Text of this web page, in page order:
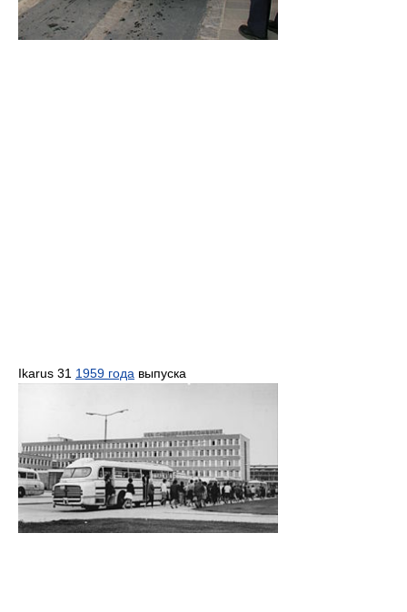
Ikarus 31 1959 года выпуска